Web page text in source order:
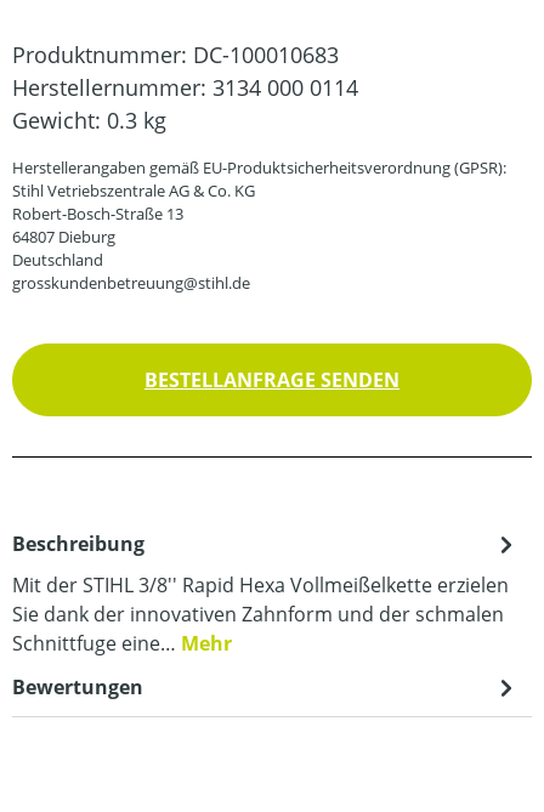
Produktnummer: DC-100010683
Herstellernummer: 3134 000 0114
Gewicht: 0.3 kg
Herstellerangaben gemäß EU-Produktsicherheitsverordnung (GPSR):
Stihl Vetriebszentrale AG & Co. KG
Robert-Bosch-Straße 13
64807 Dieburg
Deutschland
grosskundenbetreuung@stihl.de
BESTELLANFRAGE SENDEN
Beschreibung
Mit der STIHL 3/8'' Rapid Hexa Vollmeißelkette erzielen
Sie dank der innovativen Zahnform und der schmalen
Schnittfuge eine… Mehr
Bewertungen